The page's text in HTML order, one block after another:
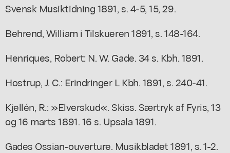
Svensk Musiktidning 1891, s. 4-5, 15, 29.
Behrend, William i Tilskueren 1891, s. 148-164.
Henriques, Robert: N. W. Gade. 34 s. Kbh. 1891.
Hostrup, J. C.: Erindringer L Kbh. 1891, s. 240-41.
Kjellén, R.: »Elverskud«. Skiss. Særtryk af Fyris, 13
og 16 marts 1891. 16 s. Upsala 1891.
Gades Ossian-ouverture. Musikbladet 1891, s. 1-2.